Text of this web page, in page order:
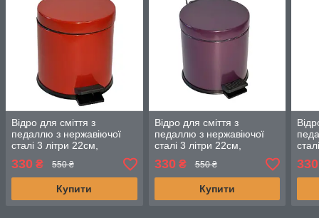
Відро для сміття з
педаллю з нержавіючої
сталі 3 літри 22см,
діаметр 21см червоного
кольору
330 ₴ 550 ₴
Купити
Відро для сміття з
педаллю з нержавіючої
сталі 3 літри 22см,
діаметр 21см фіолетового
кольору
330₴ 550 ₴
Купити
330